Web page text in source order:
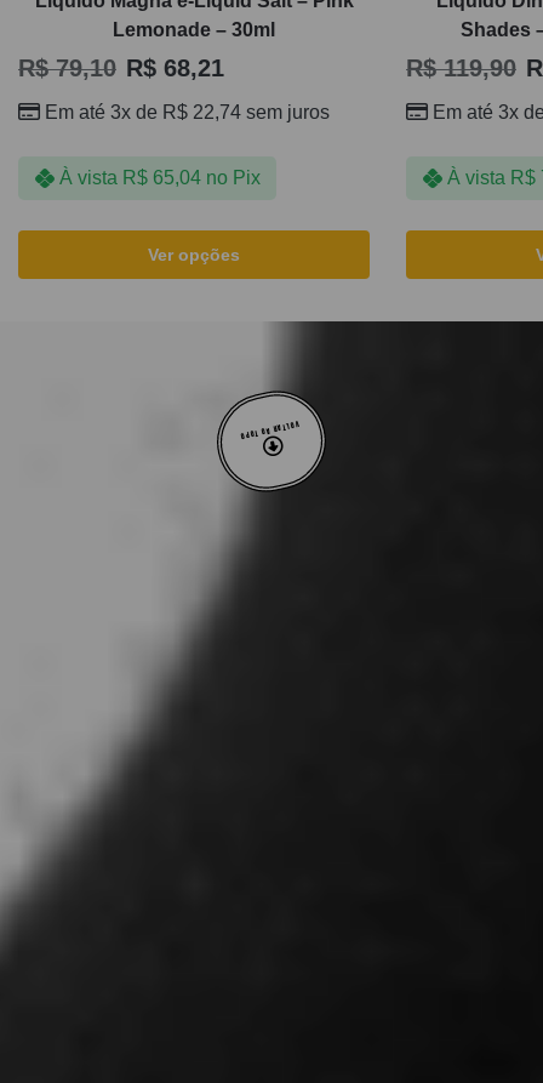
Lemonade – 30ml
R$79,10 R$ 68,21
Em até 3x de R$ 22,74 sem juros
À vista R$65,04 no Pix
Ver opções
Shades
R$119,90
Em até 3x
À vista R$
VOLTAR AO TOPO